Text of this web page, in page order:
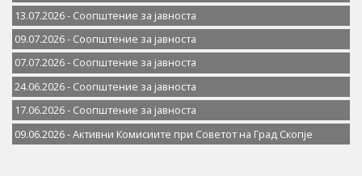
13.07.2026 - Соопштение за јавностa
09.07.2026 - Соопштение за јавностa
07.07.2026 - Соопштение за јавноста
24.06.2026 - Соопштение за јавностa
17.06.2026 - Соопштение за јавностa
09.06.2026 - Активни Комисиите при Советот на Град Скопје